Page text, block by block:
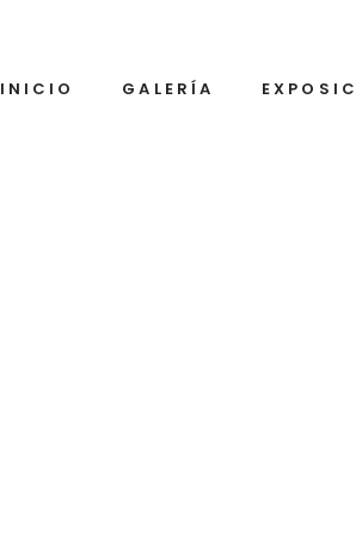
INICIO GALERÍA